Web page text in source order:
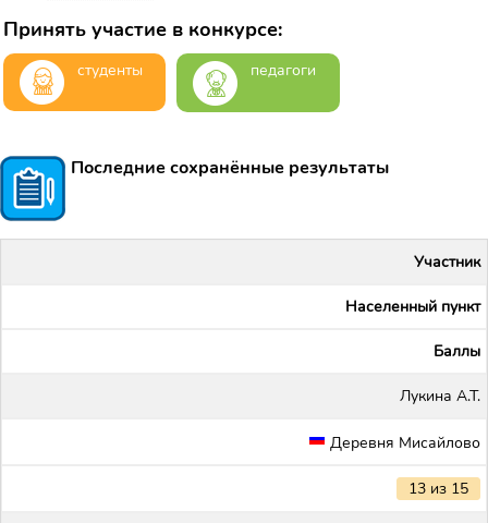
Принять участие в конкурсе:
студенты педагоги
Последние сохранённые результаты
Участник
Населенный пункт
Баллы
Лукина А.Т.
Деревня Мисайлово
13 из 15